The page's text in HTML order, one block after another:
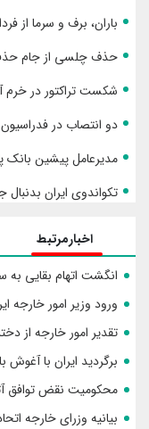
باران، برف و سرما از
حذف چلسی از جام
شکست تراکتور در خرم
دو انتصاب در
مدیرعامل پیشین بانک
تکواندوی ایران بدنبال
اخبارمرتبط
انگشت اتهام بقایی به
ورود وزیر امور خارجه
تقدیر امور خارجه از
برگردید ایران با
محکومیت نقض توافق
بیانیه وزرای خارجه